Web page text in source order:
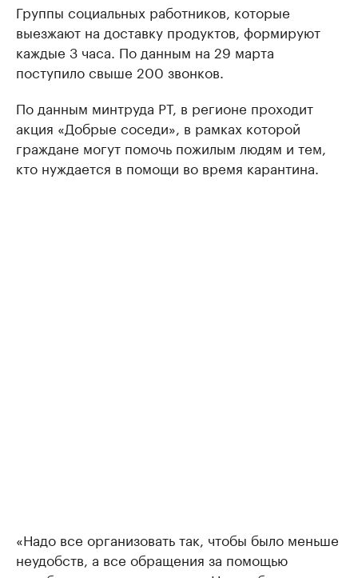
Группы социальных работников, которые
выезжают на доставку продуктов, формируют
каждые 3 часа. По данным на 29 марта
поступило свыше 200 звонков.
По данным минтруда РТ, в регионе проходит
акция «Добрые соседи», в рамках которой
граждане могут помочь пожилым людям и тем,
кто нуждается в помощи во время карантина.
«Надо все организовать так, чтобы было меньше
неудобств, а все обращения за помощью